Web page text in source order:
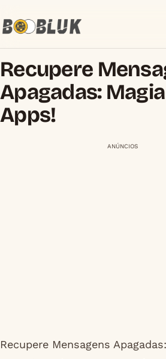
Recupere
Apagadas:
Apps!
ANÚNCIOS
Recupere Mensagens